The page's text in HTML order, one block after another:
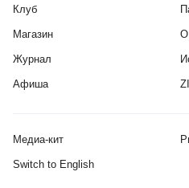
Клуб
Магазин
Журнал
Афиша
О
Медиа-кит
Switch to English